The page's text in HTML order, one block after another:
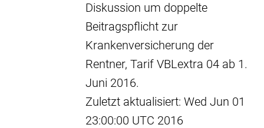
Diskussion um doppelte
Beitragspflicht zur
Krankenversicherung der
Rentner, Tarif VBLextra 04 ab 1.
Juni 2016.
Zuletzt aktualisiert: Wed Jun 01
23:00:00 UTC 2016